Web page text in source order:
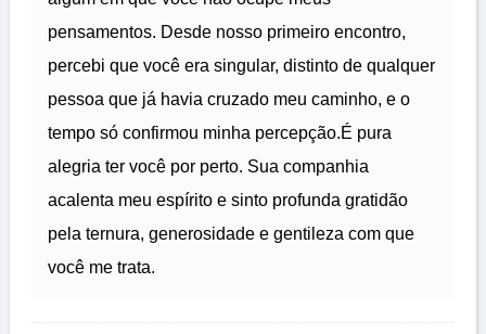
pensamentos. Desde nosso primeiro encontro,
percebi que você era singular, distinto de qualquer
pessoa que já havia cruzado meu caminho, e o
tempo só confirmou minha percepção.É pura
alegria ter você por perto. Sua companhia
acalenta meu espírito e sinto profunda gratidão
pela ternura, generosidade e gentileza com que
você me trata.